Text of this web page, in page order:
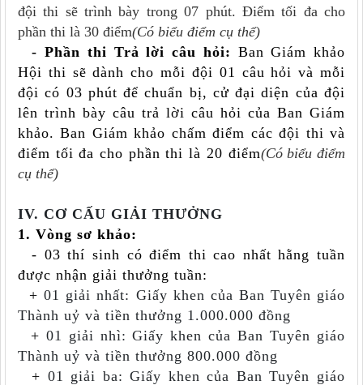
đội thi sẽ trình bày trong 07 phút. Điểm tối đa cho
phần thi là 30 điểm(Có biểu điểm cụ thể)
- Phần thi Trả lời câu hỏi: Ban Giám khảo
Hội thi sẽ dành cho mỗi đội 01 câu hỏi và mỗi
đội có 03 phút để chuẩn bị, cử đại diện của đội
lên trình bày câu trả lời câu hỏi của Ban Giám
khảo. Ban Giám khảo chấm điểm các đội thi và
điểm tối đa cho phần thi là 20 điểm(Có biểu điểm
cụ thể)
IV. CƠ CẤU GIẢI THƯỞNG
1. Vòng sơ khảo:
- 03 thí sinh có điểm thi cao nhất hằng tuần
được nhận giải thưởng tuần:
+01 giải nhất: Giấy khen của Ban Tuyên giáo
Thành uỷ và tiền thưởng 1.000.000 đồng
+ 01 giải nhì: Giấy khen của Ban Tuyên giáo
Thành uỷ và tiền thưởng 800.000 đồng
+ 01 giải ba: Giấy khen của Ban Tuyên giáo